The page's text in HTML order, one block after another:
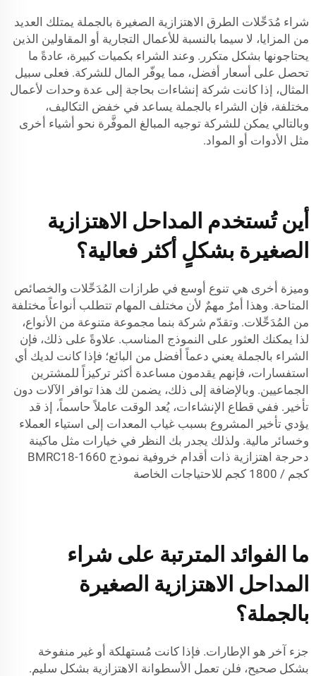
شراء مُدَحِّلات الطرق الاهتزازية الصغيرة بالجملة يمتلك العديد
من المزايا، لا سيما بالنسبة للأعمال التجارية أو المقاولين الذين
يحتاجونها بشكل متكرر. وعند الشراء بكميات كبيرة، عادةً ما
تحصل على أسعار أفضل، مما يوفّر المال للشركة. فعلى سبيل
المثال، إذا كانت شركة إنشاءات بحاجة إلى عدة وحدات لأعمال
مختلفة، فإن الشراء بالجملة يساعد في خفض التكاليف،
وبالتالي يمكن للشركة توجيه المبالغ الموفَّرة نحو أشياء أخرى
مثل الأدوات أو المواد.
أين تُستخدم المداحل الاهتزازية
الصغيرة بشكلٍ أكثر فعالية؟
وميزة أخرى هي تنوع أوسع في طرازات المُدَحِّلات والخصائص
المتاحة. وهذا أمرٌ مهمٌ لأن مختلف المهام تتطلب أنواعاً مختلفة
من المُدَحِّلات. وتقدّم شركة بنما مجموعة متنوعة من الأنواع،
لذا يمكنك العثور على النموذج المناسب. علاوةً على ذلك، فإن
الشراء بالجملة يعني دعماً أفضل من البائع؛ فإذا كانت لديك أي
استفسارات، فإنهم يقدمون مساعدة أكثر تركيزاً للمشترين
الجماعيين. وبالإضافة إلى ذلك، يضمن لك هذا توافر الآلات دون
تأخير. ففي قطاع الإنشاءات، يُعد الوقت عاملاً حاسماً، إذ قد
يؤدي تأخير المشروع بسبب غياب المعدات إلى استياء العملاء
وخسائر مالية. ولذلك يجدر بك النظر في خيارات مثل ماكينة
دحرجة اهتزازية ذات أقدام خروفية نموذج BMRC18-1660
كجم / 1800 كجم
للاحتياجات الخاصة
ما الفوائد المترتبة على شراء
المداحل الاهتزازية الصغيرة
بالجملة؟
جزء آخر هو الإطارات. فإذا كانت مُستهلكة أو غير منفوخة
بشكل صحيح، فلن تعمل الأسطوانة الاهتزازية بشكل سليم.